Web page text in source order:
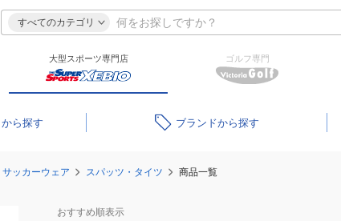
すべてのカテゴリ
大型スポーツ専門店 ゴルフ専門
ブランド
サッカーウェア スパッツ・タイツ 商品一覧
おすすめ順表示